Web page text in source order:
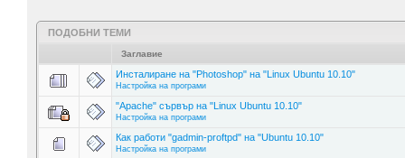
ПОДОБНИ ТЕМИ
Заглавие
Инсталиране на "Photoshop" на "Linux Ubuntu 10.10"
Настройка на програми
"Apache" сървър на "Linux Ubuntu 10.10"
Настройка на програми
Как работи "gadmin-proftpd" на "Ubuntu 10.10"
Настройка на програми